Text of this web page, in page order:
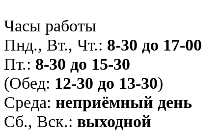
Часы работы
Пнд., Вт., Чт.: 8-30 до 17-00
Пт.: 8-30 до 15-30
(Обед: 12-30 до 13-30)
Среда: неприёмный день
Сб., Вск.: выходной